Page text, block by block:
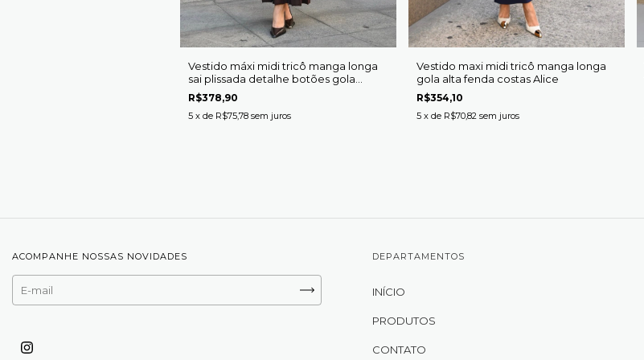
Vestido máxi midi tricô manga longa
sai plissada detalhe botões gola
redonda Felícia
R$378,90
5 x de R$75,78 sem juros
Vestido maxi midi tricô manga longa
gola alta fenda costas Alice
R$354,10
5 x de R$70,82 sem juros
ACOMPANHE NOSSAS NOVIDADES DEPARTAMENTOS
INÍCIO
PRODUTOS
CONTATO